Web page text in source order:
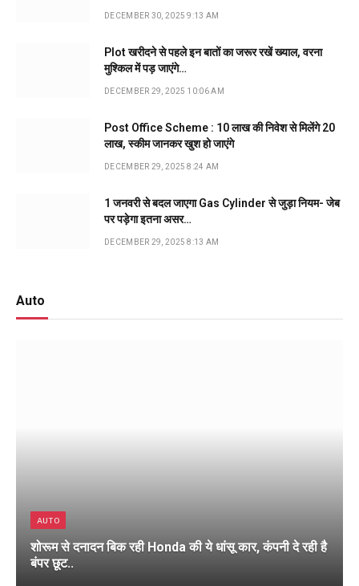
DECEMBER 30, 2025 9:13 AM
Plot खरीदने से पहले इन बातों का जरूर रखें ख्याल, वरना
मुश्किल में पड़ जाएंगे…
DECEMBER 29, 2025 10:06 AM
Post Office Scheme : 10 लाख की निवेश से मिलेंगे 20
लाख, स्कीम जानकर खुश हो जाएंगे
DECEMBER 29, 2025 8:24 AM
1 जनवरी से बदल जाएगा Gas Cylinder से जुड़ा नियम- जेब
पर पड़ेगा इतना असर…
DECEMBER 29, 2025 8:13 AM
Auto
AUTO
शोरूम से दनादन बिक रही Honda की ये धांसू कार, कंपनी दे रही है
बंपर छूट..